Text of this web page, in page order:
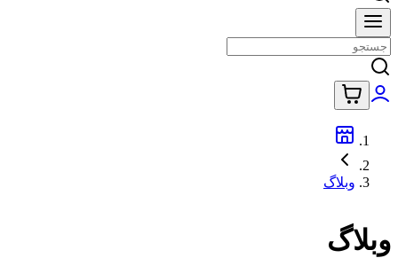
وبلاگ
وبلاگ